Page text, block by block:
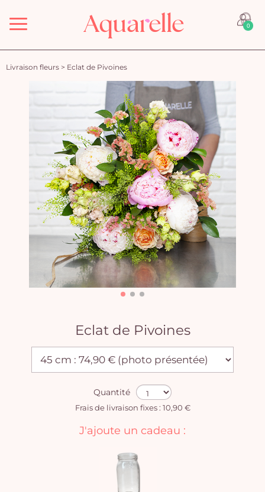
Menu 0
Livraison fleurs > Eclat de Pivoines
Eclat de Pivoines
Quantité
Frais de livraison fixes : 10,90 €
J'ajoute un cadeau :